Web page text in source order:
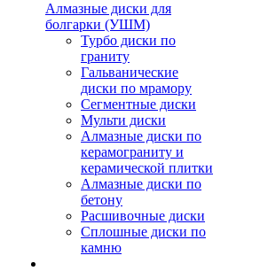
Алмазные диски для
болгарки (УШМ)
Турбо диски по
граниту
Гальванические
диски по мрамору
Сегментные диски
Мульти диски
Алмазные диски по
керамограниту и
керамической плитки
Алмазные диски по
бетону
Расшивочные диски
Сплошные диски по
камню